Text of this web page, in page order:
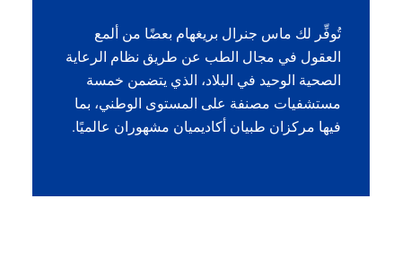
تُوفِّر لك ماس جنرال بريغهام بعضًا من ألمع
العقول في مجال الطب عن طريق نظام الرعاية
الصحية الوحيد في البلاد، الذي يتضمن خمسة
مستشفيات مصنفة على المستوى الوطني، بما
فيها مركزان طبيان أكاديميان مشهوران عالميًا.